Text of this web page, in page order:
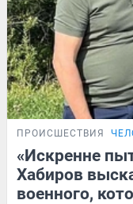
ПРОИСШЕСТВИЯ
«Искренне
Хабиров
военного,